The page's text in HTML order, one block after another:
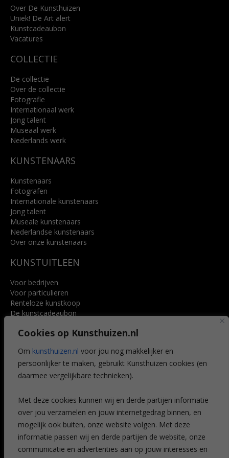
Cookies op Kunsthuizen.nl
Om kunsthuizen.nl voor jou nog makkelijker en
persoonlijker te maken, gebruikt Kunsthuizen cookies (en
daarmee vergelijkbare technieken).
Met deze cookies kunnen wij en derde partijen informatie
over jou verzamelen en jouw internetgedrag binnen, en
mogelijk ook buiten, onze website volgen. Met deze
informatie passen wij en derde partijen de website, onze
communicatie en advertenties aan op jouw interesses en
info@kunsthuisbreda.nl
Lees meer
Over De Kunsthuizen
Uniek! De Art alert
Kunstcadeaubon
Vacatures
COLLECTIE
De collectie
Over de collectie
Fotografie
Internationaal werk
Jong talent
Museaal werk
Nederlands werk
KUNSTENAARS
Kunstenaars
Fotografen
Internationale kunstenaars
Jong talent
Museale kunstenaars
Nederlandse kunstenaars
Over onze kunstenaars
KUNSTUITLEEN
Voor bedrijven
Voor particulieren
Renteloze kunstkoop
De kunstcadeaubon
Voordelen
Veelgestelde vragen
CONTACT
Leiden
Amsterdam
Breda
Favorieten
Mijn art alert